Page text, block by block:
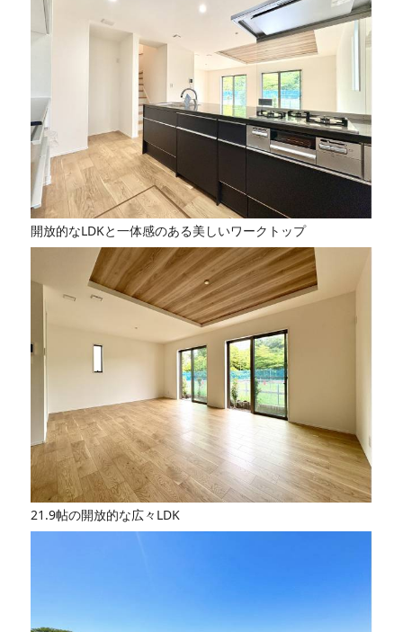
開放的なLDKと一体感のある美しいワークトップ
21.9帖の開放的な広々LDK